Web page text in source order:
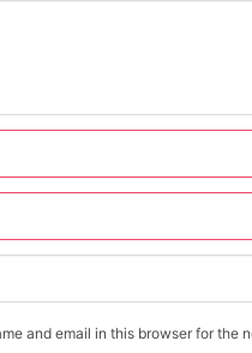
and email in this browser for the